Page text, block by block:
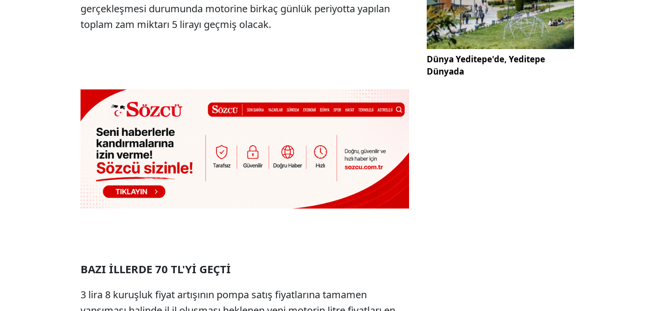
gerçekleşmesi durumunda motorine birkaç günlük periyotta yapılan
toplam zam miktarı 5 lirayı geçmiş olacak.
BAZI İLLERDE 70 TL'Yİ GEÇTİ
3 lira 8 kuruşluk fiyat artışının pompa satış fiyatlarına tamamen
Dünya Yeditepe'de, Yeditepe
Dünyada